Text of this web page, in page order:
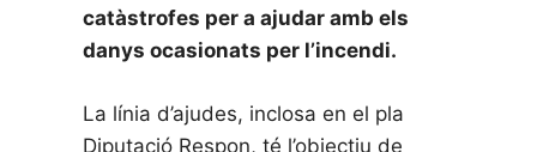
catàstrofes per a ajudar amb els
danys ocasionats per l’incendi.
La línia d’ajudes, inclosa en el pla
Diputació Respon, té l’objectiu de